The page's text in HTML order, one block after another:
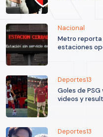
Nacional
Metro reporta
estaciones
Deportes13
Goles de
videos y
Deportes13